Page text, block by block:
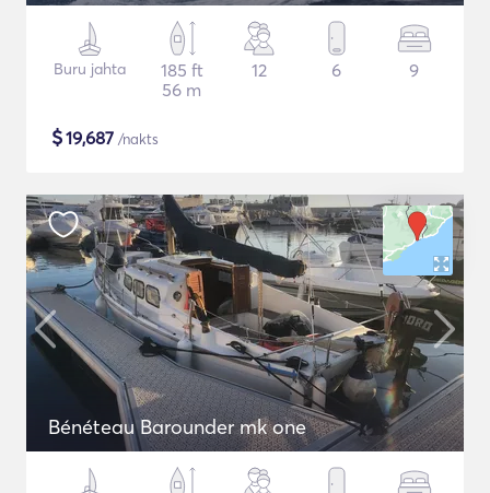
Buru jahta
185 ft
56 m
12 6 9
$19,687 /nakts
Bénéteau Barounder mk one